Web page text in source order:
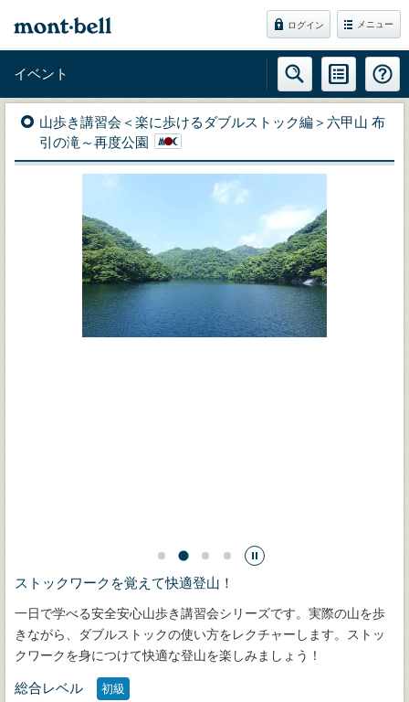
ログイン メニュー
イベント
山歩き講習会＜楽に歩けるダブルストック編＞六甲山 布
引の滝～再度公園
ストックワークを覚えて快適登山！
一日で学べる安全安心山歩き講習会シリーズです。実際の山を歩
きながら、ダブルストックの使い方をレクチャーします。ストッ
クワークを身につけて快適な登山を楽しみましょう！
総合レベル 初級